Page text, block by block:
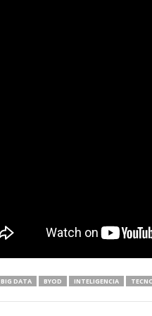
BIG DATA BYOD INTELIGENCIA